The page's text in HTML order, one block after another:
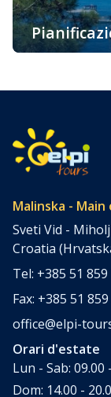
momento
ci sono
andare
ci sono quelli
non sono […]
Malinska - Main
Sveti Vid -
Croatia
Tel: +385 51 859
Fax: +385 51
office@elpi-
Orari d'estate
Lun - Sab: 09.00
Dom: 14.00 -